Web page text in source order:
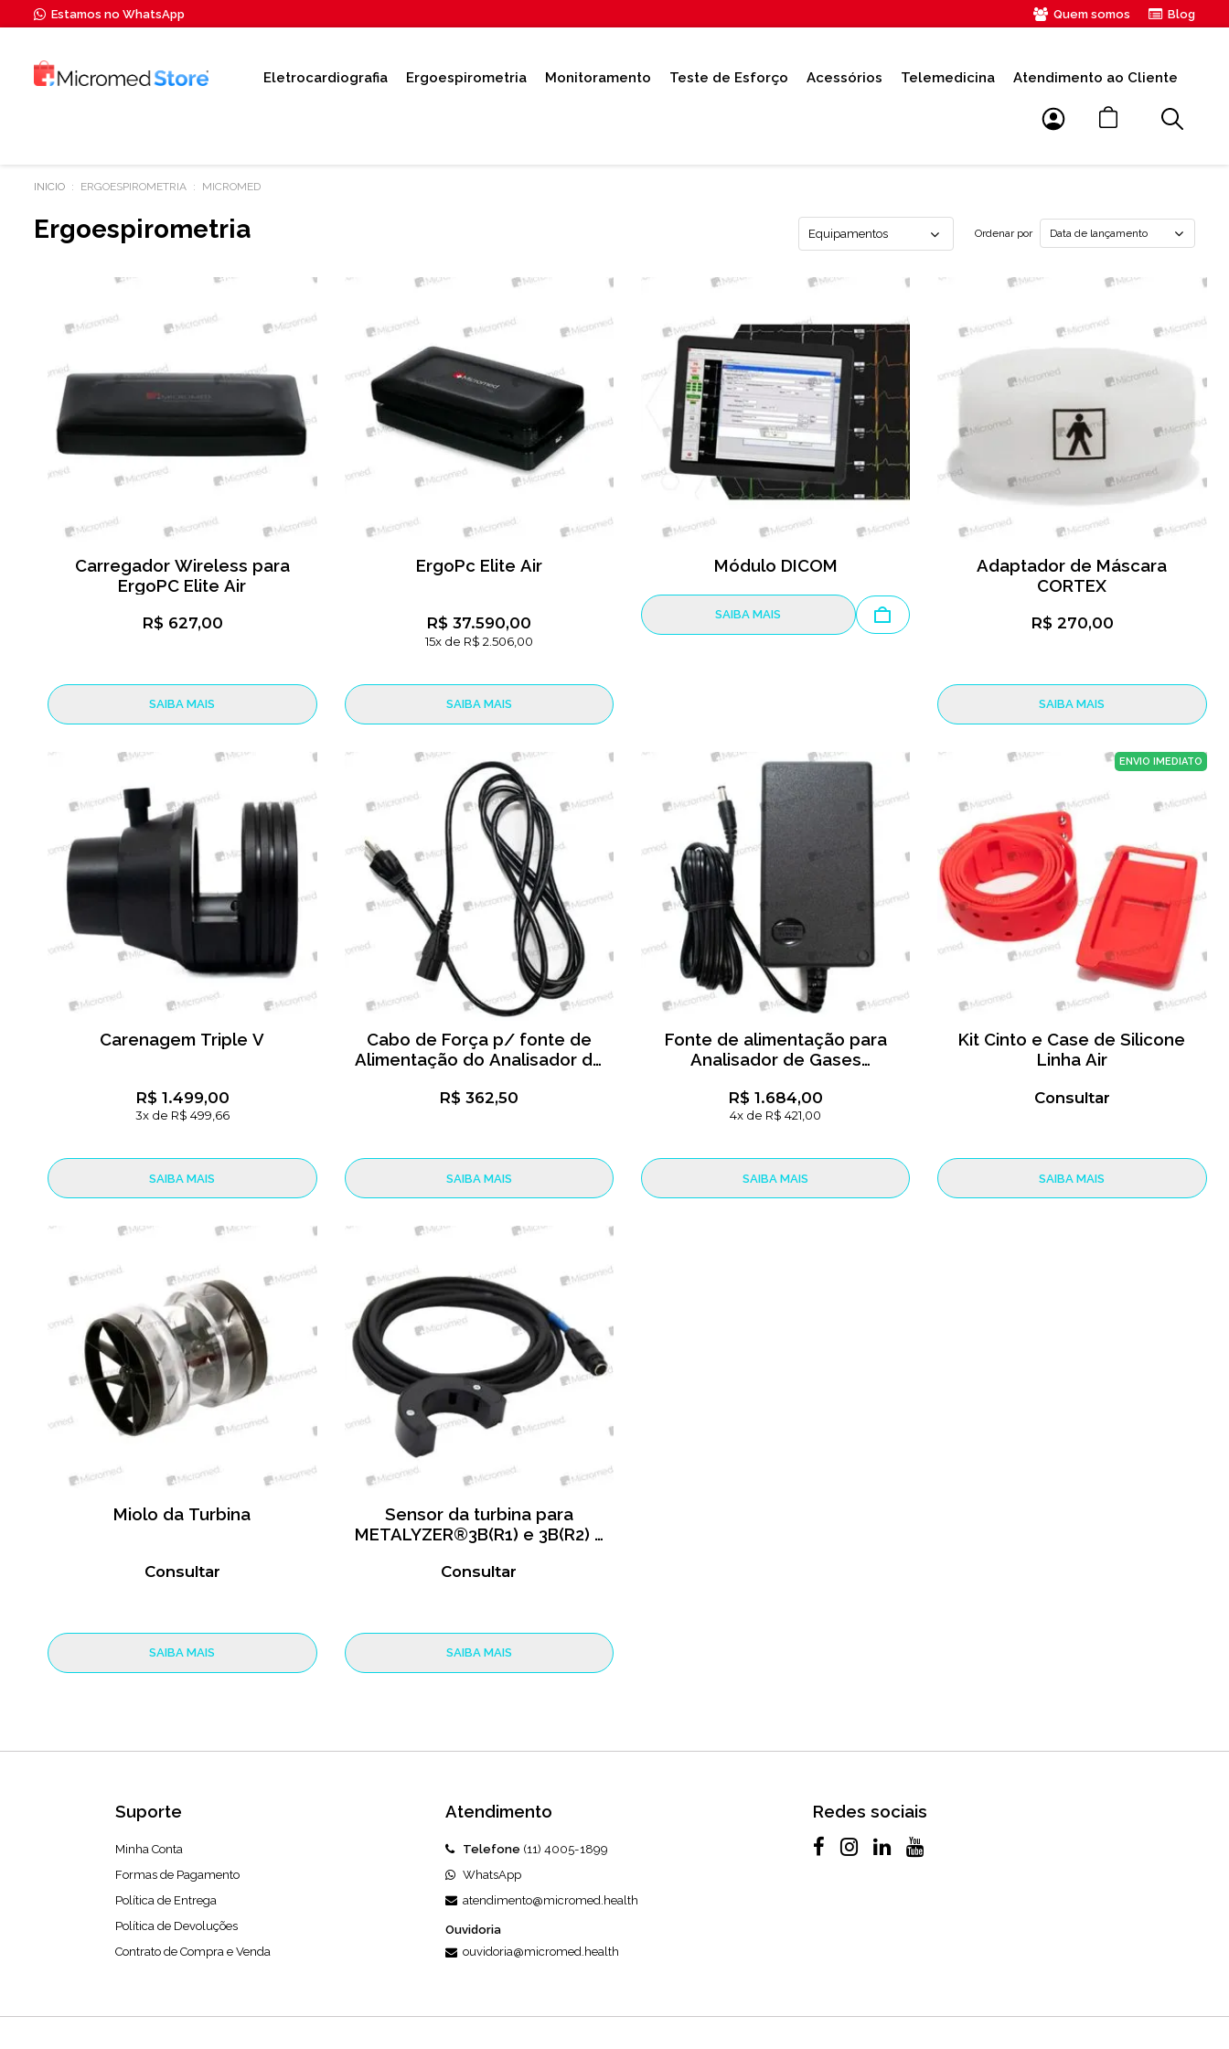
Estamos no WhatsApp Quem somos Blog
Eletrocardiografia Ergoespirometria Monitoramento Teste de Esforço Acessórios Telemedicina Atendimento ao Cliente
ERGOESPIROMETRIA MICROMED
Ergoespirometria Ordenar por Data de lançamento
Equipamentos
Carregador Wireless para
ErgoPC Elite Air
R$ 627,00
SAIBA MAIS
ErgoPc Elite Air
R$ 37.590,00
15x de R$ 2.506,00
SAIBA MAIS
Módulo DICOM
SAIBA MAIS
Adaptador de Máscara
CORTEX
R$ 270,00
SAIBA MAIS
Carenagem Triple V
R$ 1.499,00
3x de R$ 499,66
SAIBA MAIS
Cabo de Força p/ fonte de
Alimentação do Analisador de
R$ 362,50
SAIBA MAIS
Fonte de alimentação para
Analisador de Gases
R$ 1.684,00
4x de R$ 421,00
SAIBA MAIS
Kit Cinto e Case de Silicone
Linha Air
Consultar
SAIBA MAIS
ENVIO IMEDIATO
Miolo da Turbina
Consultar
SAIBA MAIS
Sensor da turbina para
METALYZER®3B(R1) e 3B(R2) 2
Consultar
SAIBA MAIS
Suporte
Minha Conta
Formas de Pagamento
Política de Entrega
Política de Devoluções
Contrato de Compra e Venda
Atendimento
Telefone (11) 4005-1899
WhatsApp
atendimento@micromed.health
Ouvidoria
ouvidoria@micromed.health
Redes sociais